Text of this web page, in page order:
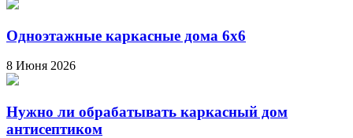
Одноэтажные каркасные дома 6х6
8 Июня 2026
Нужно ли обрабатывать каркасный дом
антисептиком